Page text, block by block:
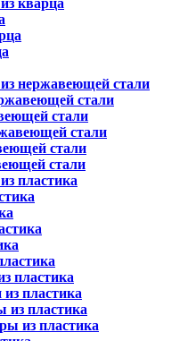
кварца
нержавеющей стали
стали
стали
стали
стали
стали
пластика
пластика
пластика
из пластика
из пластика